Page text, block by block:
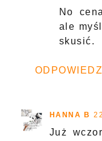
No
ale
skusić.
ODPOWIEDZ
HANNA B
Już